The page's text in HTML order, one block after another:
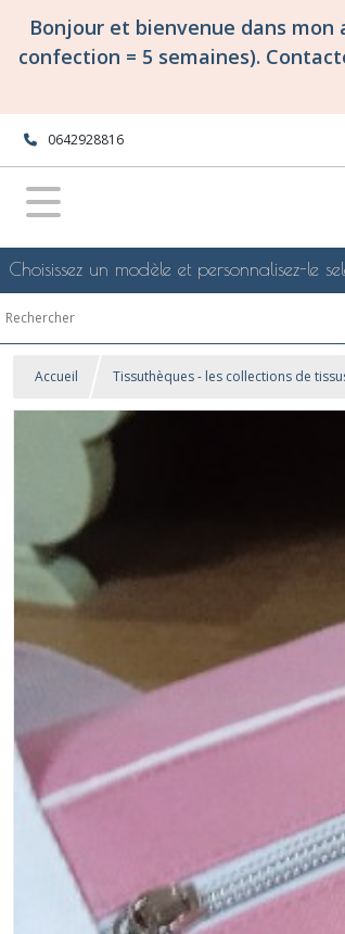
Bonjour et bienvenue dans
confection = 5 semaines).
0642928816
Choisissez un modèle et personnalisez-le
Accueil Tissuthèques - les collections de